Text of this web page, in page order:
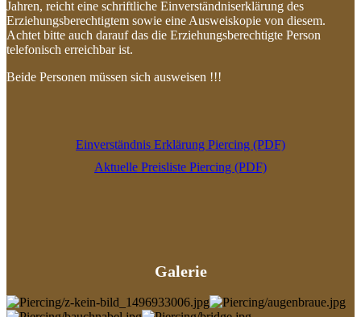
Jahren, reicht eine schriftliche Einverständniserklärung des
Erziehungsberechtigtem sowie eine Ausweiskopie von diesem.
Achtet bitte auch darauf das die Erziehungsberechtigte Person
telefonisch erreichbar ist.
Beide Personen müssen sich ausweisen !!!
Einverständnis Erklärung Piercing (PDF)
Aktuelle Preisliste Piercing (PDF)
Galerie